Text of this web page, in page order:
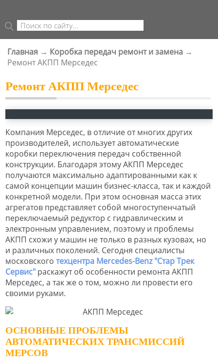
ФОРМА ПОИСКА
Поиск
ВЫ ЗДЕСЬ
Главная → Коробка передач ремонт и замена →
Ремонт АКПП Мерседес
Ремонт АКПП Мерседес
Компания Мерседес, в отличие от многих других
производителей, использует автоматические
коробки переключения передач собственной
конструкции. Благодаря этому АКПП Мерседес
получаются максимально адаптированными как к
самой концепции машин бизнес-класса, так и каждой
конкретной модели. При этом основная масса этих
агрегатов представляет собой многоступенчатый
переключаемый редуктор с гидравлическим и
электронным управлением, поэтому и проблемы
АКПП схожи у машин не только в разных кузовах, но
и различных поколений. Сегодня специалисты
московского техцентра Mercedes-Benz "Стар Трек
Сервис" раскажут об особенности ремонта АКПП
Мерседес, а так же о том, можно ли провести его
своими руками.
ОСНОВНЫЕ ПРОБЛЕМЫ
АВТОМАТИЧЕСКИХ ТРАНСМИССИЙ
МЕРСОВ